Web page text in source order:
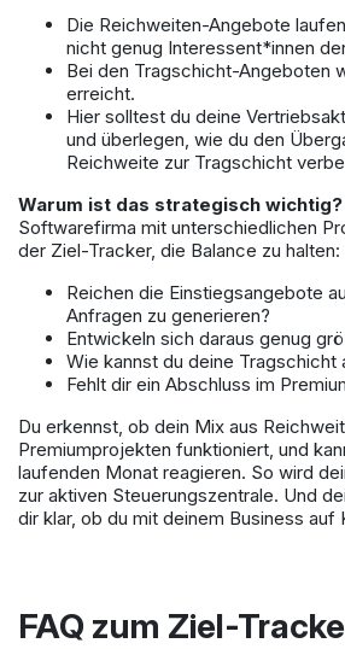
Die Reichweiten-Angebote
nicht genug Interessent*innen
Bei den Tragschicht-Angeboten
erreicht.
Hier solltest du deine
und überlegen, wie du den
Reichweite zur Tragschicht
Warum ist das strategisch wichtig?
Softwarefirma mit unterschiedlichen
der Ziel-Tracker, die Balance zu halten:
Reichen die Einstiegsangebote
Anfragen zu generieren?
Entwickeln sich daraus genug
Wie kannst du deine Tragschicht
Fehlt dir ein Abschluss im
Du erkennst, ob dein Mix aus
Premiumprojekten funktioniert, und
laufenden Monat reagieren. So wird
zur aktiven Steuerungszentrale. Und
dir klar, ob du mit deinem Business auf
FAQ zum Ziel-